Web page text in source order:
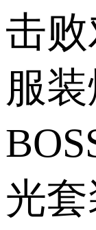
击
服
光